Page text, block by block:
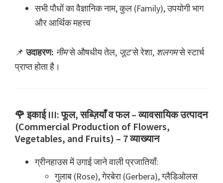
सभी पौधों का वैज्ञानिक नाम, कुल (Family), उपयोगी भाग
और आर्थिक महत्त्व
📌उदाहरण: नीमसे औषधीय तेल, जूटसे रेशा, शलगमसे स्टार्च
प्राप्त होता है।
🌹 इकाई III: फूल, सब्ज़ियाँ व फल – व्यावसायिक उत्पादन
(Commercial Production of Flowers,
Vegetables, and Fruits) – 7 व्याख्यान
ग्रीनहाउस में उगाई जाने वाली प्रजातियाँ:
गुलाब (Rose), गेरबेरा (Gerbera), ग्लैडिओलस